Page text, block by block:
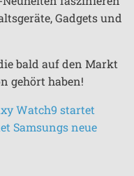
Gadgets und
bald auf den Markt
gehört haben!
Watch9 startet
Samsungs neue